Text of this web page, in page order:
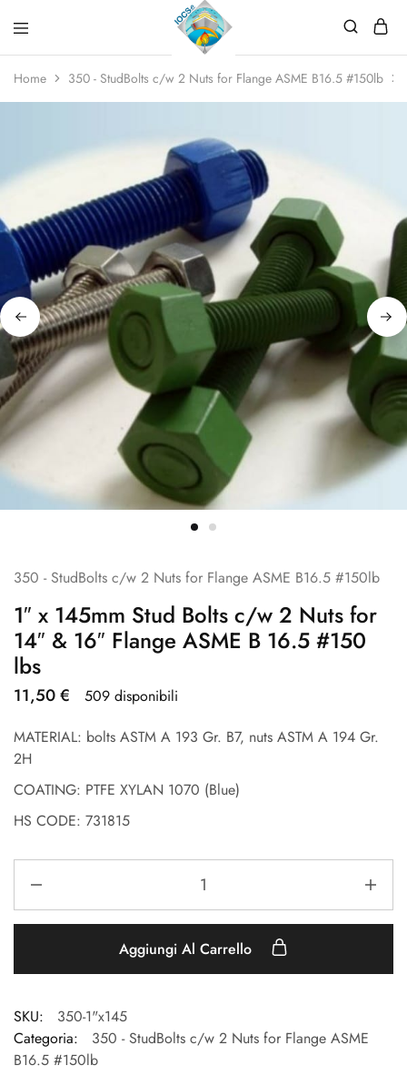
Home 350 - StudBolts c/w 2 Nuts for Flange ASME B16.5 #150lb
350 - StudBolts c/w 2 Nuts for Flange ASME B16.5 #150lb
1″ x 145mm Stud Bolts c/w 2 Nuts for
14″ & 16″ Flange ASME B 16.5 #150
lbs
11,50€
509 disponibili
MATERIAL: bolts ASTM A 193 Gr. B7, nuts ASTM A 194 Gr.
2H
COATING: PTFE XYLAN 1070 (Blue)
HS CODE: 731815
Aggiungi Al Carrello
SKU:
350-1"x145
Categoria:
350 - StudBolts c/w 2 Nuts for Flange ASME
B16.5 #150lb